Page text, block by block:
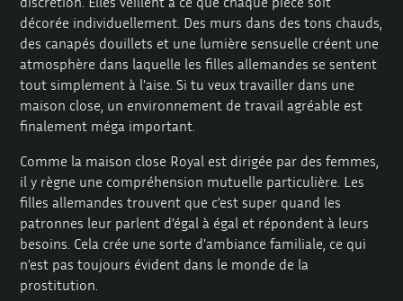
décorée individuellement. Des murs dans des tons chauds,
des canapés douillets et une lumière sensuelle créent une
atmosphère dans laquelle les filles allemandes se sentent
tout simplement à l’aise. Si tu veux travailler dans une
maison close, un environnement de travail agréable est
finalement méga important.
Comme la maison close Royal est dirigée par des femmes,
il y règne une compréhension mutuelle particulière. Les
filles allemandes trouvent que c’est super quand les
patronnes leur parlent d’égal à égal et répondent à leurs
besoins. Cela crée une sorte d’ambiance familiale, ce qui
n’est pas toujours évident dans le monde de la
prostitution.